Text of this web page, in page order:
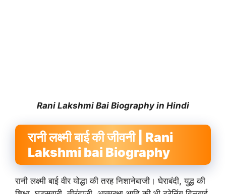
Rani Lakshmi Bai Biography in Hindi
रानी लक्ष्मी बाई की जीवनी | Rani
Lakshmi bai Biography
रानी लक्ष्मी बाई वीर योद्धा की तरह निशानेबाजी। घेराबंदी, युद्ध की